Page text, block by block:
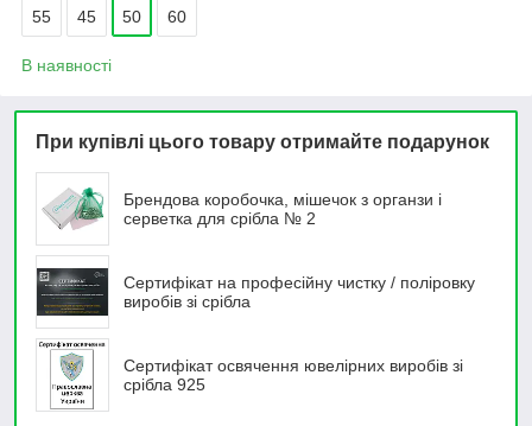
55 45 50 60
В наявності
При купівлі цього товару отримайте подарунок
Брендова коробочка, мішечок з органзи і
серветка для срібла № 2
Сертифікат на професійну чистку / поліровку
виробів зі срібла
Сертифікат освячення ювелірних виробів зі
срібла 925